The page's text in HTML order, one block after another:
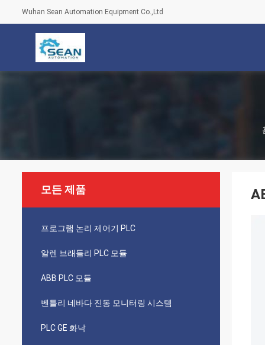
Wuhan Sean Automation Equipment Co.,Ltd
모든 제품
프로그램 논리 제어기 PLC
알렌 브래들리 PLC 모듈
ABB PLC 모듈
벤틀리 네바다 진동 모니터링 시스템
PLC GE 화낙